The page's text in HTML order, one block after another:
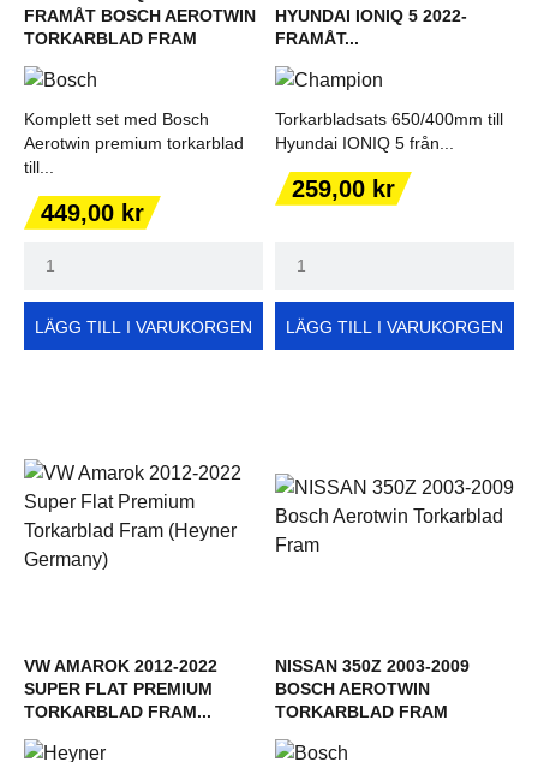
FRAMÅT BOSCH AEROTWIN
TORKARBLAD FRAM
Komplett set med Bosch
Aerotwin premium torkarblad
till...
Pris
449,00 kr
LÄGG TILL I VARUKORGEN
HYUNDAI IONIQ 5 2022-
FRAMÅT...
Torkarbladsats 650/400mm till
Hyundai IONIQ 5 från...
Pris
259,00 kr
LÄGG TILL I VARUKORGEN
VW AMAROK 2012-2022
SUPER FLAT PREMIUM
TORKARBLAD FRAM...
NISSAN 350Z 2003-2009
BOSCH AEROTWIN
TORKARBLAD FRAM